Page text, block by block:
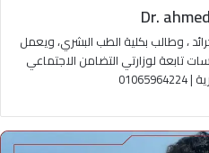
Dr.
، وطالب بكلية الطب البشري، ويعمل
لوزارتي التضامن الاجتماعي